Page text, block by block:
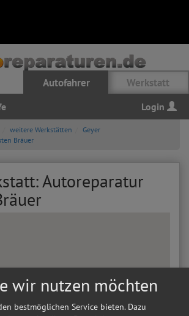
Autofahrer Werkstatt
Login
weitere Werkstätten
Geyer
Bräuer
Autoreparatur
wir nutzen möchten
bestmöglichen Service bieten. Dazu